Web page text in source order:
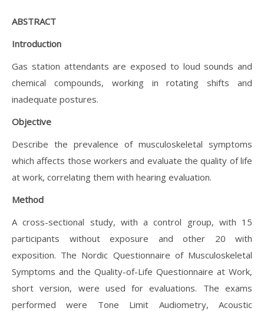
ABSTRACT
Introduction
Gas station attendants are exposed to loud sounds and
chemical compounds, working in rotating shifts and
inadequate postures.
Objective
Describe the prevalence of musculoskeletal symptoms
which affects those workers and evaluate the quality of life
at work, correlating them with hearing evaluation.
Method
A cross-sectional study, with a control group, with 15
participants without exposure and other 20 with
exposition. The Nordic Questionnaire of Musculoskeletal
Symptoms and the Quality-of-Life Questionnaire at Work,
short version, were used for evaluations. The exams
performed were Tone Limit Audiometry, Acoustic